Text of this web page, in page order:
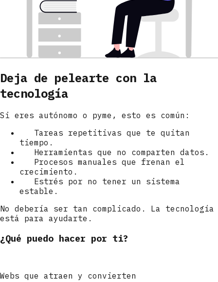
Deja de pelearte con la
tecnología
Si eres autónomo o pyme, esto es común:
Tareas repetitivas que te quitan
tiempo.
Herramientas que no comparten datos.
Procesos manuales que frenan el
crecimiento.
Estrés por no tener un sistema
estable.
No debería ser tan complicado. La tecnología
está para ayudarte.
¿Qué puedo hacer por ti?
Webs que atraen y convierten